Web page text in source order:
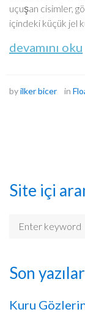
uçuşan cisimler,
içindeki küçük jel
devamını oku
byilker bicer in
Site içi
Son yazılar
Kuru